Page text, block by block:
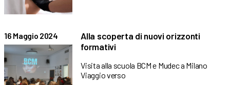
16 Maggio 2024
Alla scoperta di nuovi orizzonti
formativi
Visita alla scuola BCM e Mudec a Milano
Viaggio verso